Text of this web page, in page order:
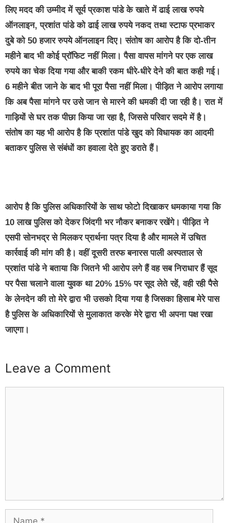
लिए मदद की उम्मीद में सूर्य प्रकाश पांडे के खाते में ढाई लाख रुपये
ऑनलाइन, प्रशांत पांडे को ढाई लाख रुपये नकद तथा स्टाफ प्रभाकर
दुबे को 50 हजार रुपये ऑनलाइन दिए। संतोष का आरोप है कि दो-तीन
महीने बाद भी कोई प्रॉफिट नहीं मिला। पैसा वापस मांगने पर एक लाख
रुपये का चेक दिया गया और बाकी रकम धीरे-धीरे देने की बात कही गई।
6 महीने बीत जाने के बाद भी पूरा पैसा नहीं मिला। पीड़ित ने आरोप लगाया
कि अब पैसा मांगने पर उसे जान से मारने की धमकी दी जा रही है। रात में
गाड़ियों से घर तक पीछा किया जा रहा है, जिससे परिवार सदमे में है।
संतोष का यह भी आरोप है कि प्रशांत पांडे खुद को विधायक का आदमी
बताकर पुलिस से संबंधों का हवाला देते हुए डराते हैं।
आरोप है कि पुलिस अधिकारियों के साथ फोटो दिखाकर धमकाया गया कि
10 लाख पुलिस को देकर जिंदगी भर नौकर बनाकर रखेंगे। पीड़ित ने
एसपी सोनभद्र से मिलकर प्रार्थना पत्र दिया है और मामले में उचित
कार्रवाई की मांग की है।वहीं दूसरी तरफ बनारस पाली अस्पताल से
प्रशांत पांडे ने बताया किजितने भी आरोप लगे हैं वह सब निराधार हैं सूद
पर पैसा चलाने वाला युवक था 20% 15% पर सूद लेते रहें, वही रही पैसे
के लेनदेन की तो मेरे द्वारा भी उसको दिया गया है जिसका हिसाब मेरे पास
है पुलिस के अधिकारियों से मुलाकात करके मेरे द्वारा भी अपना पक्ष रखा
जाएगा।
Leave a Comment